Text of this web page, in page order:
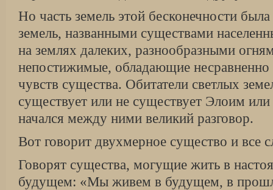
Но часть земель этой бесконечности
земель, названными существами
на землях далеких, разнообразными
непостижимые, обладающие
чувств существа. Обитатели светлых
существует или не существует Элоим
начался между ними великий разговор.
Вот говорит двухмерное существо и все
Говорят существа, могущие жить в
будущем: «Мы живем в будущем, в